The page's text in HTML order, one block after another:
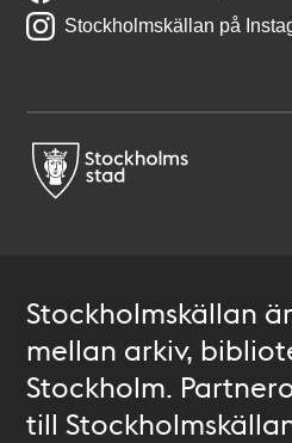
Stockholmskällan på
Stockholmskällan
mellan arkiv,
Stockholm.
till